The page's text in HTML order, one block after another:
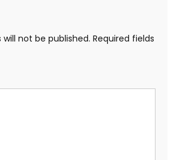
not be published. Required fields